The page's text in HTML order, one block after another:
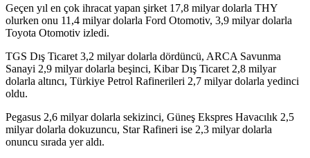
Geçen yıl en çok ihracat yapan şirket 17,8 milyar dolarla THY
olurken onu 11,4 milyar dolarla Ford Otomotiv, 3,9 milyar dolarla
Toyota Otomotiv izledi.
TGS Dış Ticaret 3,2 milyar dolarla dördüncü, ARCA Savunma
Sanayi 2,9 milyar dolarla beşinci, Kibar Dış Ticaret 2,8 milyar
dolarla altıncı, Türkiye Petrol Rafinerileri 2,7 milyar dolarla yedinci
oldu.
Pegasus 2,6 milyar dolarla sekizinci, Güneş Ekspres Havacılık 2,5
milyar dolarla dokuzuncu, Star Rafineri ise 2,3 milyar dolarla
onuncu sırada yer aldı.